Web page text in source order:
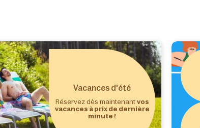
Vacances d'été
Réservez dès maintenant vos
vacances à prix de dernière
minute !